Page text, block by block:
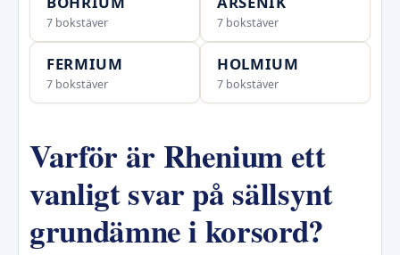
7 bokstäver 7 bokstäver
FERMIUM
7 bokstäver
HOLMIUM
7 bokstäver
Varför är Rhenium ett
vanligt svar på sällsynt
grundämne i korsord?